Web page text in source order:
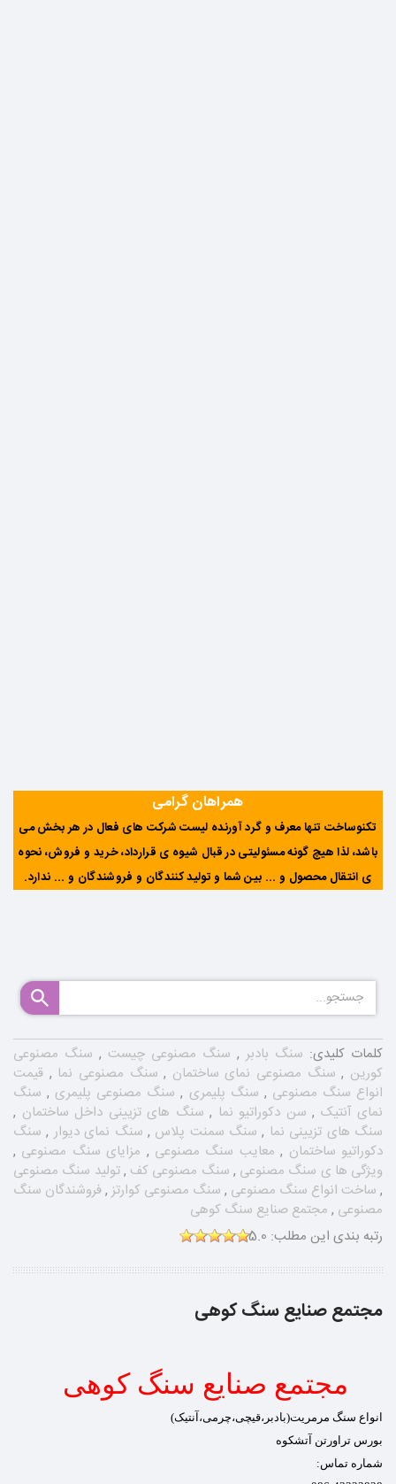
همراهان گرامی
تکنوساخت تنها معرف و گرد آورنده لیست شرکت های فعال در هر بخش می
باشد، لذا هیچ گونه مسئولیتی در قبال شیوه ی قرارداد، خرید و فروش، نحوه
ی انتقال محصول و ... بین شما و تولید کنندگان و فروشندگان و ... ندارد.
کلمات کلیدی: سنگ بادبر , سنگ مصنوعی چیست , سنگ مصنوعی
کورین , سنگ مصنوعی نمای ساختمان , سنگ مصنوعی نما , قیمت
انواع سنگ مصنوعی , سنگ پلیمری , سنگ مصنوعی پلیمری , سنگ
نمای آنتیک , سن دکوراتیو نما , سنگ های تزیینی داخل ساختمان ,
سنگ های تزیینی نما , سنگ سمنت پلاس , سنگ نمای دیوار , سنگ
دکوراتیو ساختمان , معایب سنگ مصنوعی , مزایای سنگ مصنوعی ,
ویژگی ها ی سنگ مصنوعی , سنگ مصنوعی کف ,تولید سنگ مصنوعی
, ساخت انواع سنگ مصنوعی , سنگ مصنوعی کوارتز,فروشندگان سنگ
مصنوعی , مجتمع صنایع سنگ کوهی
رتبه بندی این مطلب: 5.0
مجتمع صنایع سنگ کوهی
مجتمع صنایع سنگ کوهی
انواع سنگ مرمریت(بادبر،قیچی،چرمی،آنتیک)
بورس تراورتن آتشکوه
شماره تماس: